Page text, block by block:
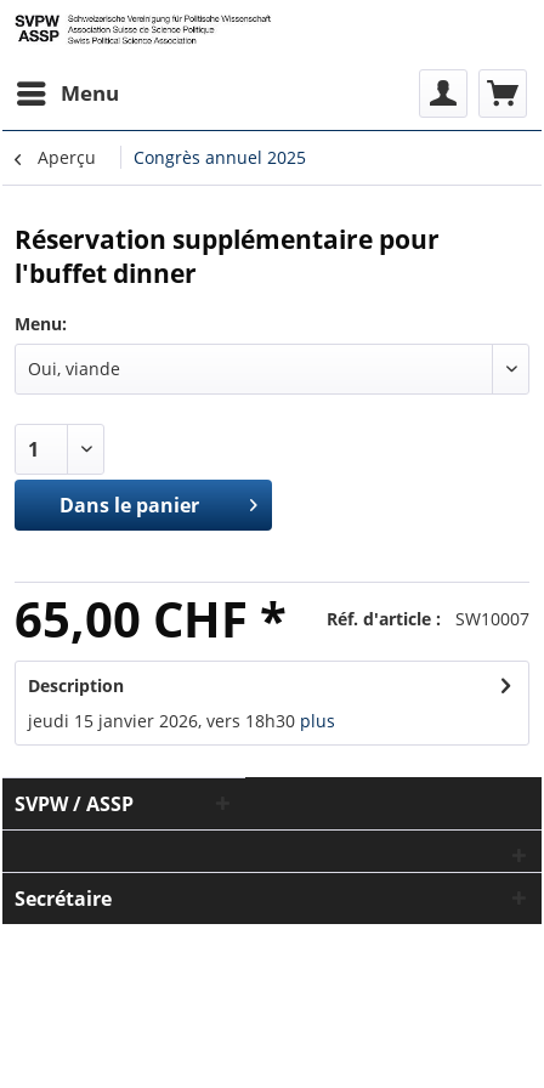
Menu
Aperçu Congrès annuel 2025
Réservation supplémentaire pour
l'buffet dinner
Menu:
Dans le panier
65,00 CHF * Réf. d'article : SW10007
Description
jeudi 15 janvier 2026, vers 18h30 plus
SVPW / ASSP
Secrétaire